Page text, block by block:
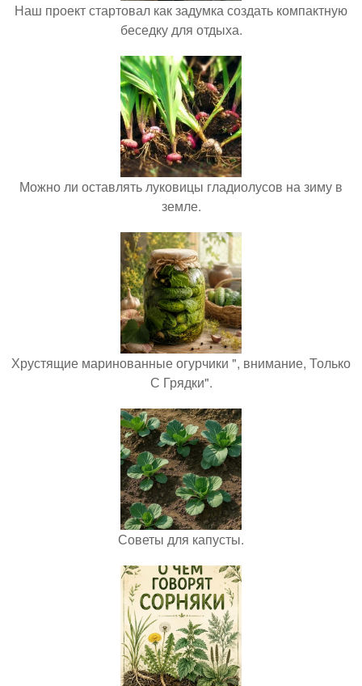
Наш проект стартовал как задумка создать компактную
беседку для отдыха.
Можно ли оставлять луковицы гладиолусов на зиму в
земле.
Хрустящие маринованные огурчики ", внимание, Только
С Грядки".
Советы для капусты.